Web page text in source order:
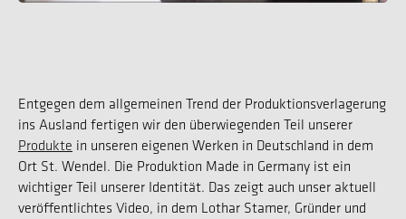
Entgegen dem allgemeinen Trend der Produktionsverlagerung
ins Ausland fertigen wir den überwiegenden Teil unserer
Produkte in unseren eigenen Werken in Deutschland in dem
Ort St. Wendel. Die Produktion Made in Germany ist ein
wichtiger Teil unserer Identität. Das zeigt auch unser aktuell
veröffentlichtes Video, in dem Lothar Stamer, Gründer und